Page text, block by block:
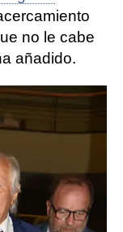
no le cabe
añadido.